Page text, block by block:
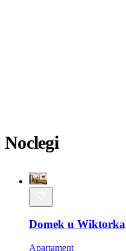
Noclegi
Domek u Wiktorka
Apartament